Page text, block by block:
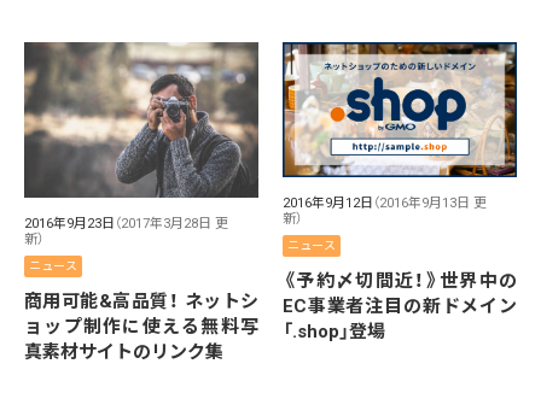
2016年9月23日 （2017年3月28日 更
新）
ニュース
商用可能&高品質！ ネットシ
ョップ制作に使える無料写
真素材サイトのリンク集
2016年9月12日 （2016年9月13日 更
新）
ニュース
《予約〆切間近！》世界中の
EC事業者注目の新ドメイン
「.shop」登場